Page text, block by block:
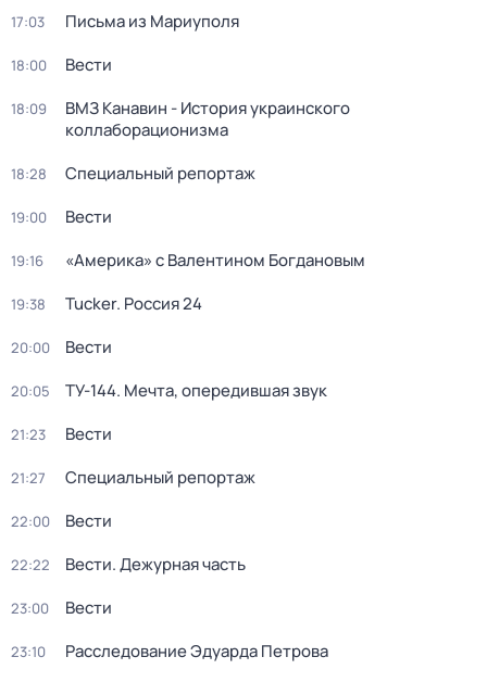
17:03 Письма из Мариуполя
18:00 Вести
18:09
ВМЗ Канавин - История украинского
коллаборационизма
18:28 Специальный репортаж
19:00 Вести
19:16 «Америка» с Валентином Богдановым
19:38 Tucker. Россия 24
20:00 Вести
20:05 ТУ-144. Мечта, опередившая звук
21:23 Вести
21:27 Специальный репортаж
22:00 Вести
22:22 Вести. Дежурная часть
23:00 Вести
23:10 Расследование Эдуарда Петрова